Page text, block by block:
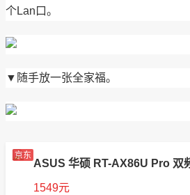
个Lan口。
▼随手放一张全家福。
京东
ASUS 华硕 RT-AX86U Pro 双
1549元